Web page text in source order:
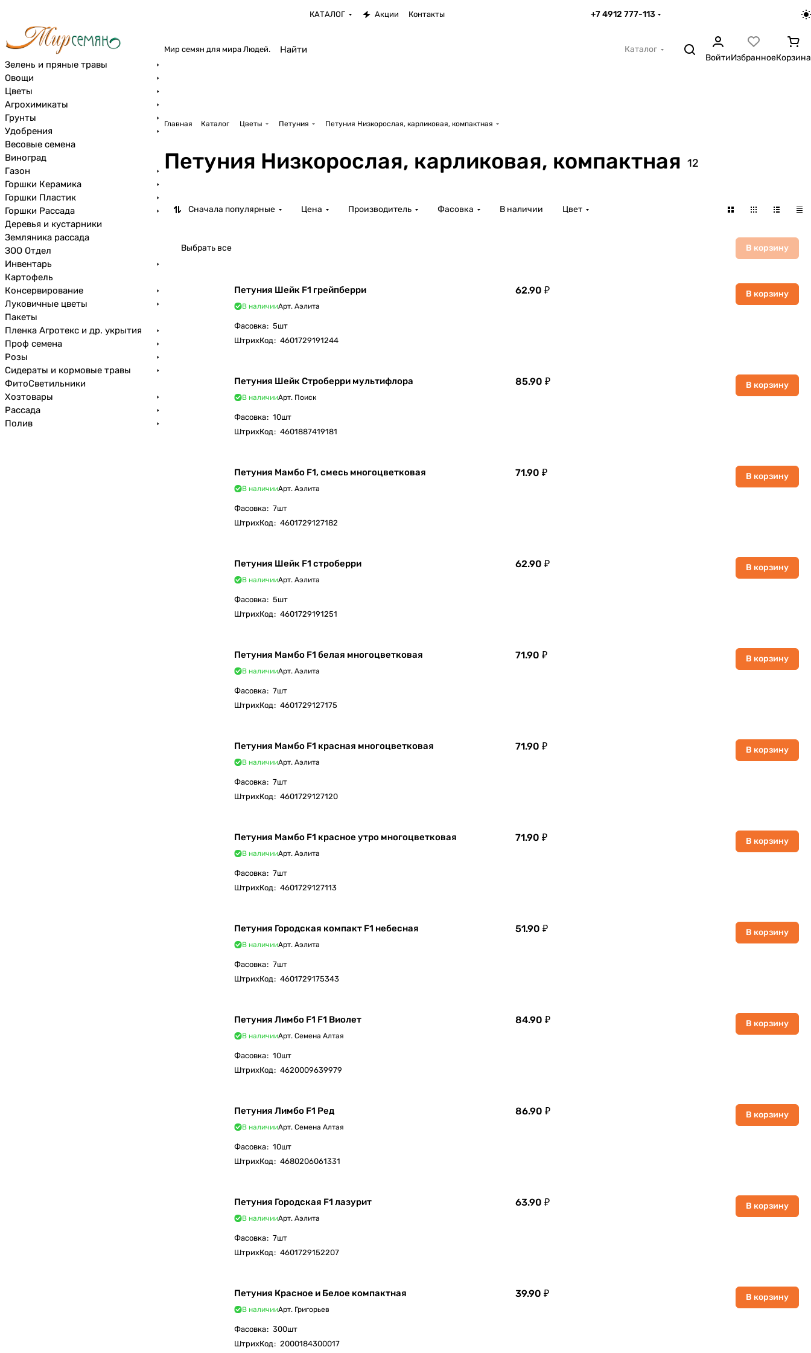
КАТАЛОГ Акции Контакты +7 4912 777-113
Мир семян для мира Людей.
Каталог
ВойтиИзбранноеКорзина
Главная Каталог Цветы Петуния Петуния Низкорослая, карликовая, компактная
Петуния Низкорослая, карликовая, компактная 12
Сначала популярные Цена Производитель Фасовка В наличии Цвет
Выбрать все В корзину
Петуния Шейк F1 грейпберри
В наличииАрт. Аэлита
62.90 ₽ В корзину
Фасовка: 5шт
ШтрихКод: 4601729191244
Петуния Шейк Строберри мультифлора
В наличииАрт. Поиск
85.90 ₽ В корзину
Фасовка: 10шт
ШтрихКод: 4601887419181
Петуния Мамбо F1, смесь многоцветковая
В наличииАрт. Аэлита
71.90 ₽ В корзину
Фасовка: 7шт
ШтрихКод: 4601729127182
Петуния Шейк F1 строберри
В наличииАрт. Аэлита
62.90 ₽ В корзину
Фасовка: 5шт
ШтрихКод: 4601729191251
Петуния Мамбо F1 белая многоцветковая
В наличииАрт. Аэлита
71.90 ₽ В корзину
Фасовка: 7шт
ШтрихКод: 4601729127175
Петуния Мамбо F1 красная многоцветковая
В наличииАрт. Аэлита
71.90 ₽ В корзину
Фасовка: 7шт
ШтрихКод: 4601729127120
Петуния Мамбо F1 красное утро многоцветковая
В наличииАрт. Аэлита
71.90 ₽ В корзину
Фасовка: 7шт
ШтрихКод: 4601729127113
Петуния Городская компакт F1 небесная
В наличииАрт. Аэлита
51.90 ₽ В корзину
Фасовка: 7шт
ШтрихКод: 4601729175343
Петуния Лимбо F1 F1 Виолет
В наличииАрт. Семена Алтая
84.90 ₽ В корзину
Фасовка: 10шт
ШтрихКод: 4620009639979
Петуния Лимбо F1 Ред
В наличииАрт. Семена Алтая
86.90 ₽ В корзину
Фасовка: 10шт
ШтрихКод: 4680206061331
Петуния Городская F1 лазурит
В наличииАрт. Аэлита
63.90 ₽ В корзину
Фасовка: 7шт
ШтрихКод: 4601729152207
Петуния Красное и Белое компактная
В наличииАрт. Григорьев
39.90 ₽ В корзину
Фасовка: 300шт
ШтрихКод: 2000184300017
Зелень и пряные травы
Овощи
Цветы
Агрохимикаты
Грунты
Удобрения
Весовые семена
Виноград
Газон
Горшки Керамика
Горшки Пластик
Горшки Рассада
Деревья и кустарники
Земляника рассада
ЗОО Отдел
Инвентарь
Картофель
Консервирование
Луковичные цветы
Пакеты
Пленка Агротекс и др. укрытия
Проф семена
Розы
Сидераты и кормовые травы
ФитоСветильники
Хозтовары
Рассада
Полив